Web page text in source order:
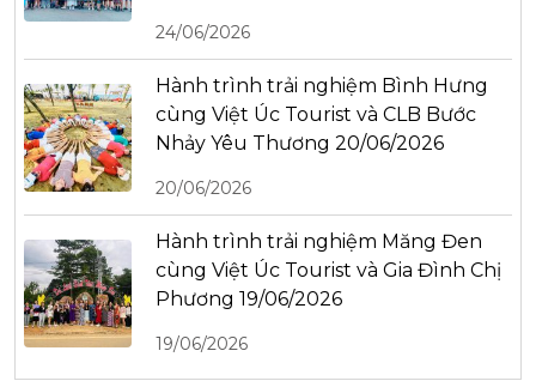
24/06/2026
Hành trình trải nghiệm Bình Hưng
cùng Việt Úc Tourist và CLB Bước
Nhảy Yêu Thương 20/06/2026
20/06/2026
Hành trình trải nghiệm Măng Đen
cùng Việt Úc Tourist và Gia Đình Chị
Phương 19/06/2026
19/06/2026